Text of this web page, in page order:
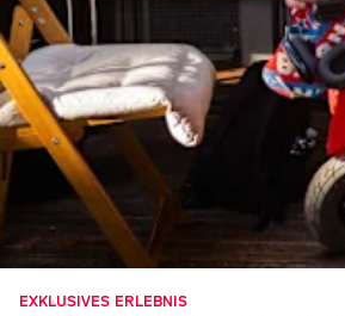
EXKLUSIVES ERLEBNIS